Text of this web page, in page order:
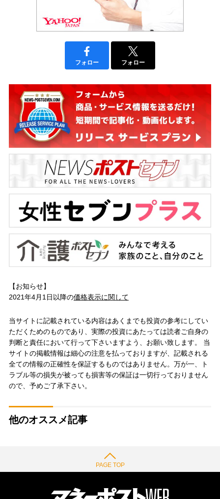
フォロー フォロー
【お知らせ】
2021年4月1日以降の価格表示に関して
当サイトに記載されている内容はあくまでも投資の参考にしてい
ただくためのものであり、実際の投資にあたっては読者ご自身の
判断と責任において行って下さいますよう、お願い致します。 当
サイトの掲載情報は細心の注意を払っておりますが、記載される
全ての情報の正確性を保証するものではありません。万が一、ト
ラブル等の損失が被っても損害等の保証は一切行っておりません
ので、予めご了承下さい。
他のオススメ記事
PAGE TOP